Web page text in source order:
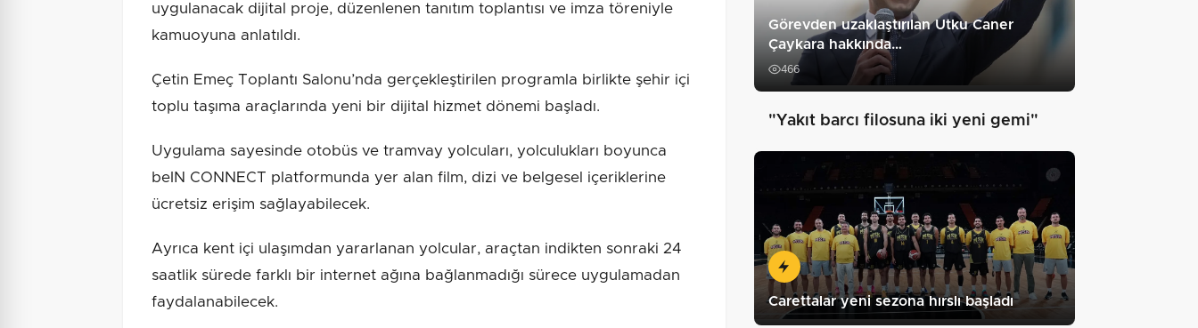
uygulanacak dijital proje, düzenlenen tanıtım toplantısı ve imza töreniyle
kamuoyuna anlatıldı.
Çetin Emeç Toplantı Salonu’nda gerçekleştirilen programla birlikte şehir içi
toplu taşıma araçlarında yeni bir dijital hizmet dönemi başladı.
Uygulama sayesinde otobüs ve tramvay yolcuları, yolculukları boyunca
beIN CONNECT platformunda yer alan film, dizi ve belgesel içeriklerine
ücretsiz erişim sağlayabilecek.
Ayrıca kent içi ulaşımdan yararlanan yolcular, araçtan indikten sonraki 24
saatlik sürede farklı bir internet ağına bağlanmadığı sürece uygulamadan
faydalanabilecek.
Görevden uzaklaştırılan Utku Caner
Çaykara hakkında…
466
"Yakıt barcı filosuna iki yeni gemi"
Carettalar yeni sezona hırslı başladı